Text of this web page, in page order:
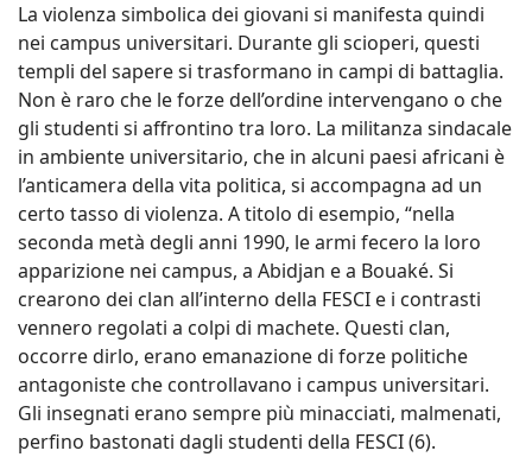
La violenza simbolica dei giovani si manifesta quindi
nei campus universitari. Durante gli scioperi, questi
templi del sapere si trasformano in campi di battaglia.
Non è raro che le forze dell’ordine intervengano o che
gli studenti si affrontino tra loro. La militanza sindacale
in ambiente universitario, che in alcuni paesi africani è
l’anticamera della vita politica, si accompagna ad un
certo tasso di violenza. A titolo di esempio, “nella
seconda metà degli anni 1990, le armi fecero la loro
apparizione nei campus, a Abidjan e a Bouaké. Si
crearono dei clan all’interno della FESCI e i contrasti
vennero regolati a colpi di machete. Questi clan,
occorre dirlo, erano emanazione di forze politiche
antagoniste che controllavano i campus universitari.
Gli insegnati erano sempre più minacciati, malmenati,
perfino bastonati dagli studenti della FESCI (6).